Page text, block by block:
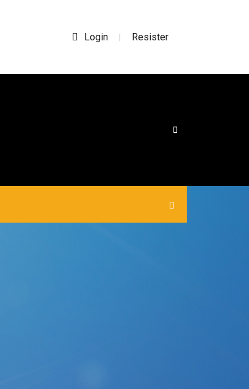
Login | Resister